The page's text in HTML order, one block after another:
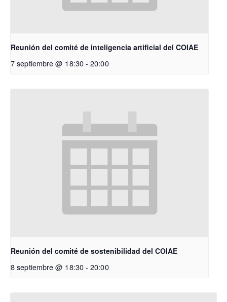
Reunión del comité de inteligencia artificial del COIAE
7 septiembre @ 18:30- 20:00
Reunión del comité de sostenibilidad del COIAE
8 septiembre @ 18:30- 20:00